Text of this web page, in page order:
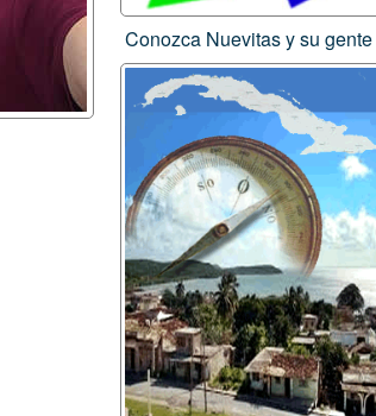
Conozca Nuevitas y su gente